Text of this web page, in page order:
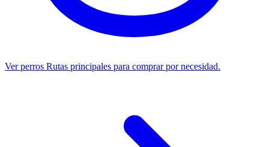
Ver perros Rutas principales para comprar por necesidad.